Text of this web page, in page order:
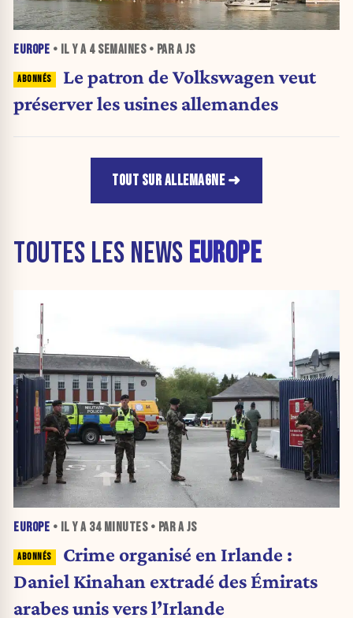
EUROPE • IL Y A 4 SEMAINES• PAR A JS
Le patron de Volkswagen veut
préserver les usines allemandes
TOUT SUR ALLEMAGNE
TOUTES LES NEWS EUROPE
EUROPE • IL Y A 34 MINUTES• PAR A JS
Crime organisé en Irlande :
Daniel Kinahan extradé des Émirats
arabes unis vers l’Irlande